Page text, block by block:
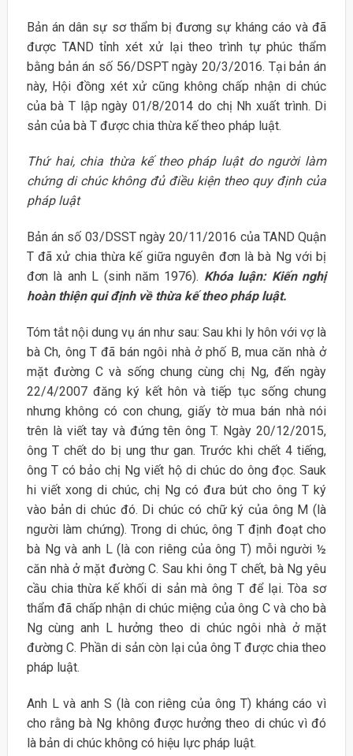
Bản án dân sự sơ thẩm bị đương sự kháng cáo và đã
được TAND tỉnh xét xử lại theo trình tự phúc thẩm
bằng bản án số 56/DSPT ngày 20/3/2016. Tại bản án
này, Hội đồng xét xử cũng không chấp nhận di chúc
của bà T lập ngày 01/8/2014 do chị Nh xuất trình. Di
sản của bà T được chia thừa kế theo pháp luật.
Thứ hai, chia thừa kế theo pháp luật do người làm
chứng di chúc không đủ điều kiện theo quy định của
pháp luật
Bản án số 03/DSST ngày 20/11/2016 của TAND Quận
T đã xử chia thừa kế giữa nguyên đơn là bà Ng với bị
đơn là anh L (sinh năm 1976). Khóa luận: Kiến nghị
hoàn thiện qui định về thừa kế theo pháp luật.
Tóm tắt nội dung vụ án như sau: Sau khi ly hôn với vợ là
bà Ch, ông T đã bán ngôi nhà ở phố B, mua căn nhà ở
mặt đường C và sống chung cùng chị Ng, đến ngày
22/4/2007 đăng ký kết hôn và tiếp tục sống chung
nhưng không có con chung, giấy tờ mua bán nhà nói
trên là viết tay và đứng tên ông T. Ngày 20/12/2015,
ông T chết do bị ung thư gan. Trước khi chết 4 tiếng,
ông T có bảo chị Ng viết hộ di chúc do ông đọc. Sauk
hi viết xong di chúc, chị Ng có đưa bút cho ông T ký
vào bản di chúc đó. Di chúc có chữ ký của ông M (là
người làm chứng). Trong di chúc, ông T định đoạt cho
bà Ng và anh L (là con riêng của ông T) mỗi người ½
căn nhà ở mặt đường C. Sau khi ông T chết, bà Ng yêu
cầu chia thừa kế khối di sản mà ông T để lại. Tòa sơ
thẩm đã chấp nhận di chúc miệng của ông C và cho bà
Ng cùng anh L hưởng theo di chúc ngôi nhà ở mặt
đường C. Phần di sản còn lại của ông T được chia theo
pháp luật.
Anh L và anh S (là con riêng của ông T) kháng cáo vì
cho rằng bà Ng không được hưởng theo di chúc vì đó
là bản di chúc không có hiệu lực pháp luật.